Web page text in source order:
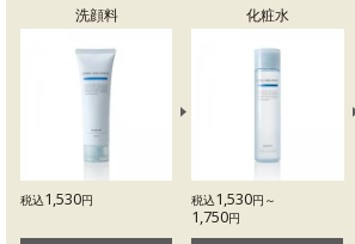
洗顔料
税込1,530円
化粧水
税込1,530円～
1,750円